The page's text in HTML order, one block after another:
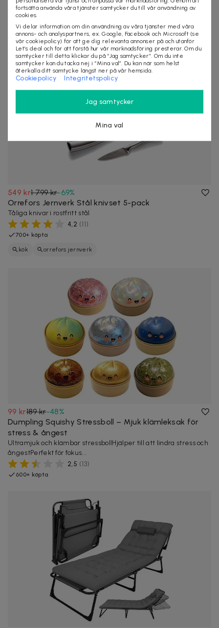
Effektiv varmvattenrengöring för djup hygienKallvatten räcker
60+ köpta
549 kr1 799 kr-69%
Orrefors Jernverk Stål knivset 5-pack
Tåliga knivar i rostfritt stål
4,2 (11)
700+ köpta
kök orrefors jernverk
99 kr189 kr-48%
Dumpling Squishy Stressboll – Mjuk klämleksak för
stress & ångest
Ultramjuk och klämbar stressbollHjälper till att lindra stress och
ångestPerfekt för fokus...
2,5 (13)
600+ köpta
fortsätta använda våra tjänster samtycker du till vår användning av
cookies.
Vi delar information om din användning av våra tjänster med våra
annons- och analyspartners, ex. Google, Facebook och Microsoft (se
vår cookiepolicy) för att ge dig relevanta annonser på och utanför
Let’s deal och för att förstå hur vår marknadsföring presterar. Om du
samtycker till detta klickar du på “Jag samtycker”. Om du inte
samtycker kan du tacka nej i “Mina val”. Du kan när som helst
återkalla ditt samtycke längst ner på vår hemsida.
Cookiepolicy Integritetspolicy
Jag samtycker
Mina val